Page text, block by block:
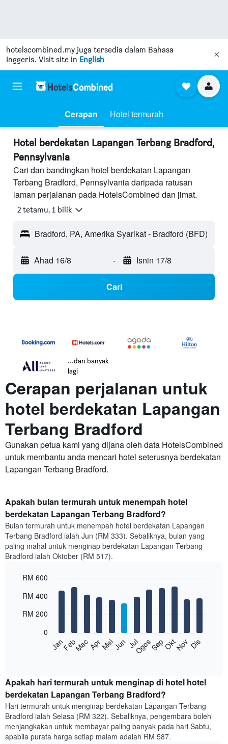
hotelscombined.my juga tersedia dalam Bahasa
Inggeris. Visit site in English
Cerapan Hotel termurah
Hotel berdekatan Lapangan Terbang Bradford,
Pennsylvania
Cari dan bandingkan hotel berdekatan Lapangan
Terbang Bradford, Pennsylvania daripada ratusan
laman perjalanan pada HotelsCombined dan jimat.
2 tetamu, 1 bilik
Bradford, PA, Amerika Syarikat - Bradford (BFD)
Ahad 16/8 - Isnin 17/8
Cari
...dan banyak
lagi
Cerapan perjalanan untuk
hotel berdekatan Lapangan
Terbang Bradford
Gunakan petua kami yang dijana oleh data HotelsCombined
untuk membantu anda mencari hotel seterusnya berdekatan
Lapangan Terbang Bradford.
Apakah bulan termurah untuk menempah hotel
berdekatan Lapangan Terbang Bradford?
Bulan termurah untuk menempah hotel berdekatan Lapangan
Terbang Bradford ialah Jun (RM 333). Sebaliknya, bulan yang
paling mahal untuk menginap berdekatan Lapangan Terbang
Bradford ialah Oktober (RM 517).
chart
12
purata
bilik
setiap
bulan
Carta
mempunyai
1
graphic.
JanFebMacAprMeiJun Jul
OgosSepOktNov Dis
0
RM 200
RM 400
RM 600
Apakah hari termurah untuk menginap di hotel hotel
berdekatan Lapangan Terbang Bradford?
Hari termurah untuk menginap berdekatan Lapangan Terbang
Bradford ialah Selasa (RM 322). Sebaliknya, pengembara boleh
menjangkakan untuk membayar paling banyak pada hari Sabtu,
apabila purata harga setiap malam adalah RM 587.